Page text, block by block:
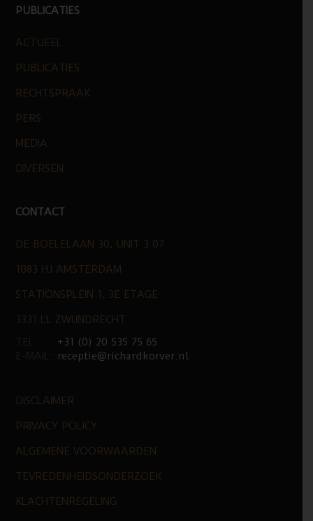
PUBLICATIES
ACTUEEL
PUBLICATIES
RECHTSPRAAK
PERS
MEDIA
DIVERSEN
CONTACT
DE BOELELAAN 30, UNIT 3.07
1083 HJ AMSTERDAM
STATIONSPLEIN 1, 3E ETAGE
3331 LL ZWIJNDRECHT
+31 (0) 20 535 75 65
receptie@richardkorver.nl
DISCLAIMER
PRIVACY POLICY
ALGEMENE VOORWAARDEN
TEVREDENHEIDSONDERZOEK
KLACHTENREGELING